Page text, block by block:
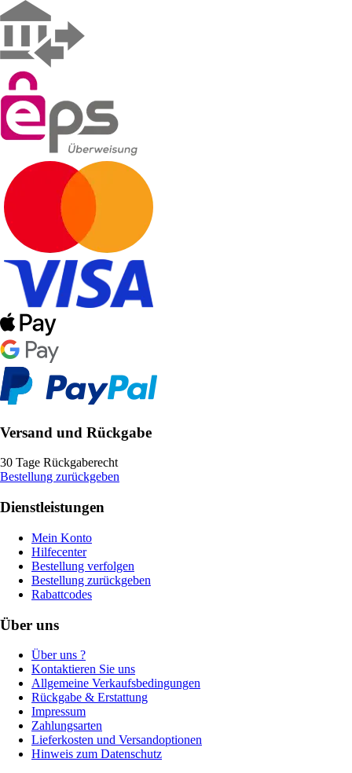
Versand und Rückgabe
30 Tage Rückgaberecht
Bestellung zurückgeben
Dienstleistungen
Mein Konto
Hilfecenter
Bestellung verfolgen
Bestellung zurückgeben
Rabattcodes
Über uns
Über uns ?
Kontaktieren Sie uns
Allgemeine Verkaufsbedingungen
Rückgabe & Erstattung
Impressum
Zahlungsarten
Lieferkosten und Versandoptionen
Hinweis zum Datenschutz